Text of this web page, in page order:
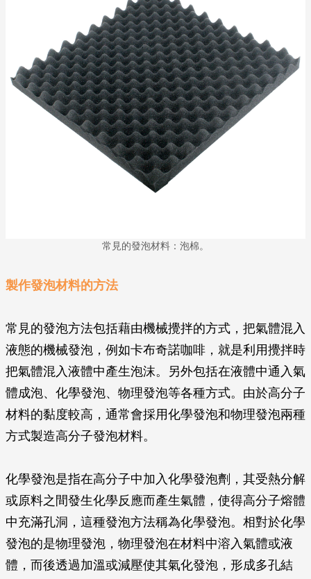
常見的發泡材料：泡棉。
製作發泡材料的方法
常見的發泡方法包括藉由機械攪拌的方式，把氣體混入
液態的機械發泡，例如卡布奇諾咖啡，就是利用攪拌時
把氣體混入液體中產生泡沫。另外包括在液體中通入氣
體成泡、化學發泡、物理發泡等各種方式。由於高分子
材料的黏度較高，通常會採用化學發泡和物理發泡兩種
方式製造高分子發泡材料。
化學發泡是指在高分子中加入化學發泡劑，其受熱分解
或原料之間發生化學反應而產生氣體，使得高分子熔體
中充滿孔洞，這種發泡方法稱為化學發泡。相對於化學
發泡的是物理發泡，物理發泡在材料中溶入氣體或液
體，而後透過加溫或減壓使其氣化發泡，形成多孔結